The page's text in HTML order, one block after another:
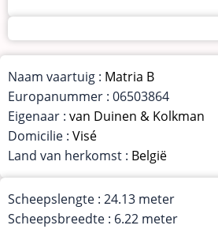
Naam vaartuig : Matria B
Europanummer : 06503864
Eigenaar : van Duinen & Kolkman
Domicilie : Visé
Land van herkomst : België
Scheepslengte : 24.13 meter
Scheepsbreedte : 6.22 meter